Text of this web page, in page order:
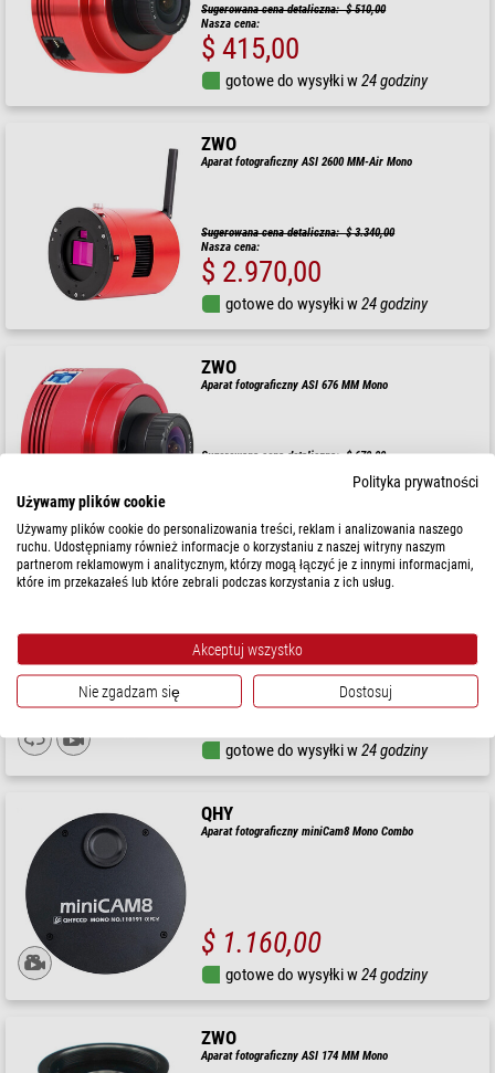
Sugerowana cena detaliczna: $ 510,00
Nasza cena:
$ 415,00
gotowe do wysyłki w24 godziny
ZWO
Aparat fotograficzny ASI 2600 MM-Air Mono
Sugerowana cena detaliczna: $ 3.340,00
Nasza cena:
$ 2.970,00
gotowe do wysyłki w24 godziny
ZWO
Aparat fotograficzny ASI 676 MM Mono
Sugerowana cena detaliczna: $ 670,00
gotowe do wysyłki w24 godziny
Omegon
Sugerowana cena detaliczna: $ 1.590,00
$ 1.549,00
gotowe do wysyłki w24 godziny
QHY
Aparat fotograficzny miniCam8 Mono Combo
$ 1.160,00
gotowe do wysyłki w24 godziny
ZWO
Aparat fotograficzny ASI 174 MM Mono
Polityka prywatności
Używamy plików cookie
Używamy plików cookie do personalizowania treści, reklam i analizowania naszego
ruchu. Udostępniamy również informacje o korzystaniu z naszej witryny naszym
partnerom reklamowym i analitycznym, którzy mogą łączyć je z innymi informacjami,
które im przekazałeś lub które zebrali podczas korzystania z ich usług.
Akceptuj wszystko
Nie zgadzam się Dostosuj